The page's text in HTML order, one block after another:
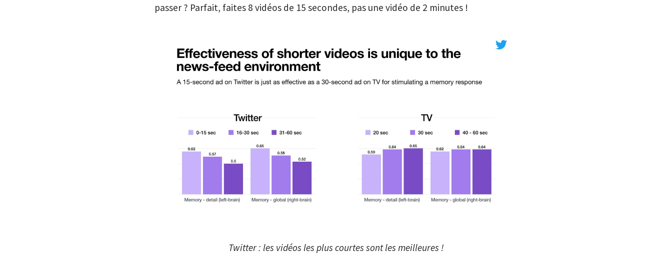
passer ? Parfait, faites 8 vidéos de 15 secondes, pas une vidéo de 2 minutes !
Twitter : les vidéos les plus courtes sont les meilleures !